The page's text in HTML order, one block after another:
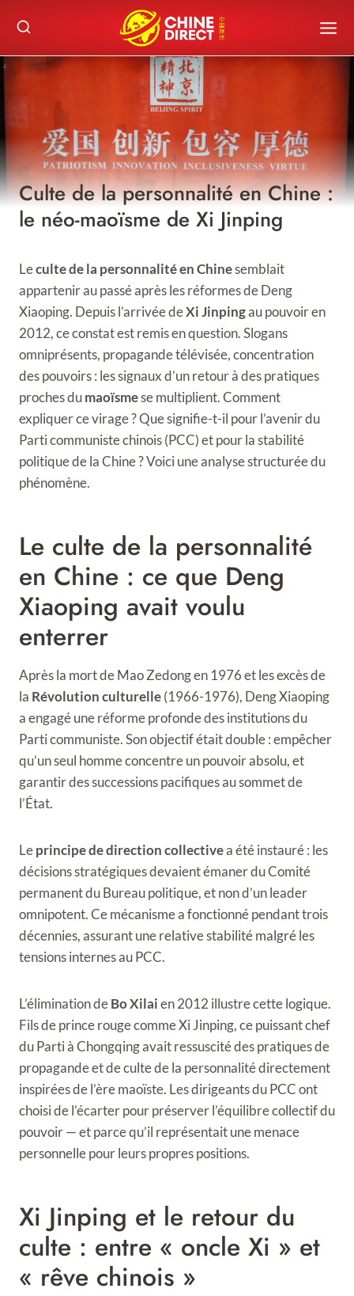
content
Culte de la personnalité en Chine :
le néo-maoïsme de Xi Jinping
Leculte de la personnalité en Chinesemblait
appartenir au passé après les réformes de Deng
Xiaoping. Depuis l’arrivée deXi Jinpingau pouvoir en
2012, ce constat est remis en question. Slogans
omniprésents, propagande télévisée, concentration
des pouvoirs : les signaux d’un retour à des pratiques
proches dumaoïsmese multiplient. Comment
expliquer ce virage ? Que signifie-t-il pour l’avenir du
Parti communiste chinois (PCC) et pour la stabilité
politique de la Chine ? Voici une analyse structurée du
phénomène.
Le culte de la personnalité
en Chine : ce que Deng
Xiaoping avait voulu
enterrer
Après la mort de Mao Zedong en 1976 et les excès de
la Révolution culturelle(1966-1976), Deng Xiaoping
a engagé une réforme profonde des institutions du
Parti communiste. Son objectif était double : empêcher
qu’un seul homme concentre un pouvoir absolu, et
garantir des successions pacifiques au sommet de
l’État.
Leprincipe de direction collectivea été instauré : les
décisions stratégiques devaient émaner du Comité
permanent du Bureau politique, et non d’un leader
omnipotent. Ce mécanisme a fonctionné pendant trois
décennies, assurant une relative stabilité malgré les
tensions internes au PCC.
L’élimination deBo Xilaien 2012 illustre cette logique.
Fils de prince rouge comme Xi Jinping, ce puissant chef
du Parti à Chongqing avait ressuscité des pratiques de
propagande et de culte de la personnalité directement
inspirées de l’ère maoïste. Les dirigeants du PCC ont
choisi de l’écarter pour préserver l’équilibre collectif du
pouvoir — et parce qu’il représentait une menace
personnelle pour leurs propres positions.
Xi Jinping et le retour du
culte : entre « oncle Xi » et
« rêve chinois »